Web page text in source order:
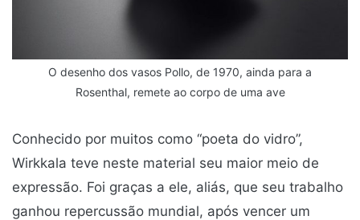
O desenho dos vasos Pollo, de 1970, ainda para a
Rosenthal, remete ao corpo de uma ave
Conhecido por muitos como “poeta do vidro”,
Wirkkala teve neste material seu maior meio de
expressão. Foi graças a ele, aliás, que seu trabalho
ganhou repercussão mundial, após vencer um